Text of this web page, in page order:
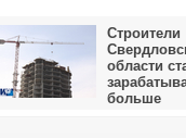
Строители
области
больше